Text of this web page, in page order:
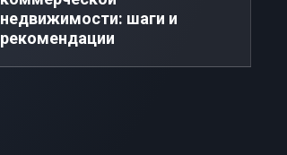
недвижимости: шаги и
рекомендации